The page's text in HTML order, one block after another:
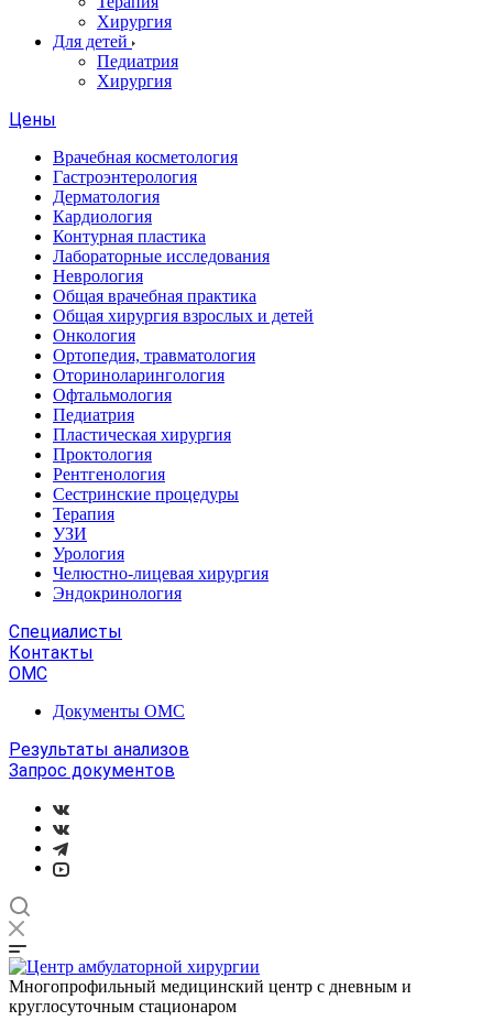
Хирургия
Для детей
Педиатрия
Хирургия
Цены
Врачебная косметология
Гастроэнтерология
Дерматология
Кардиология
Контурная пластика
Лабораторные исследования
Неврология
Общая врачебная практика
Общая хирургия взрослых и детей
Онкология
Ортопедия, травматология
Оториноларингология
Офтальмология
Педиатрия
Пластическая хирургия
Проктология
Рентгенология
Сестринские процедуры
Терапия
УЗИ
Урология
Челюстно-лицевая хирургия
Эндокринология
Специалисты
Контакты
ОМС
Документы ОМС
Результаты анализов
Запрос документов
Многопрофильный медицинский центр с дневным и
круглосуточным стационаром